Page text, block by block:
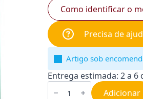
Como identificar o
Precisa de
Artigo sob
Entrega estimada: 2 a 6
Quantidade
de Adicionar